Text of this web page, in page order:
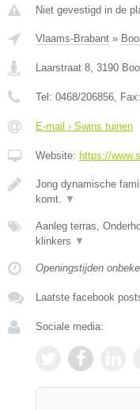
Niet gevestigd in de
Vlaams-Brabant »
Laarstraat 8, 3190
Tel: 0468/206856, Fax:
E-mail › Swins tuinen
Website: https://
Jong dynamische
komt. ▼
Aanleg terras,
klinkers ▼
Openingstijden
Laatste facebook
Sociale media: